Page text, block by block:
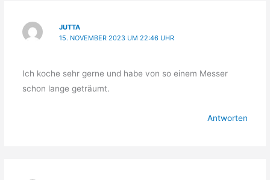
JUTTA
15. NOVEMBER 2023 UM 22:46 UHR
Ich koche sehr gerne und habe von so einem Messer
schon lange geträumt.
Antworten